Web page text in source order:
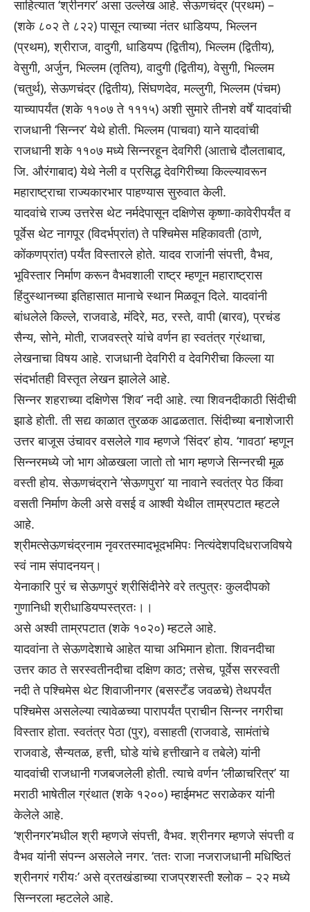
साहित्यात ‘श्रीनगर’ असा उल्लेख आहे. सेऊणचंद्र (प्रथम) –
(शके ८०२ ते ८२२) पासून त्याच्या नंतर धाडियप्प, भिल्लन
(प्रथम), श्रीराज, वादुगी, धाडियप्प (द्वितीय), भिल्लम (द्वितीय),
वेसुगी, अर्जुन, भिल्लम (तृतिय), वादुगी (द्वितीय), वेसुगी, भिल्लम
(चतुर्थ), सेऊणचंद्र (द्वितीय), सिंघणदेव, मल्लुगी, भिल्लम (पंचम)
याच्यापर्यंत (शके ११०७ ते १११५) अशी सुमारे तीनशे वर्षें यादवांची
राजधानी ‘सिन्नर’ येथे होती. भिल्लम (पाचवा) याने यादवांची
राजधानी शके ११०७ मध्ये सिन्नरहून देवगिरी (आताचे दौलताबाद,
जि. औरंगाबाद) येथे नेली व प्रसिद्ध देवगिरीच्या किल्ल्यावरून
महाराष्ट्राचा राज्यकारभार पाहण्यास सुरुवात केली.
यादवांचे राज्य उत्तरेस थेट नर्मदेपासून दक्षिणेस कृष्णा-कावेरीपर्यंत व
पूर्वेस थेट नागपूर (विदर्भप्रांत) ते पश्चिमेस महिकावती (ठाणे,
कोंकणप्रांत) पर्यंत विस्तारले होते. यादव राजांनी संपत्ती, वैभव,
भूविस्तार निर्माण करून वैभवशाली राष्ट्र म्हणून महाराष्ट्रास
हिंदुस्थानच्या इतिहासात मानाचे स्थान मिळवून दिले. यादवांनी
बांधलेले किल्ले, राजवाडे, मंदिरे, मठ, रस्ते, वापी (बारव), प्रचंड
सैन्य, सोने, मोती, राजवस्त्रे यांचे वर्णन हा स्वतंत्र ग्रंथाचा,
लेखनाचा विषय आहे. राजधानी देवगिरी व देवगिरीचा किल्ला या
संदर्भातही विस्तृत लेखन झालेले आहे.
सिन्नर शहराच्या दक्षिणेस ‘शिव’ नदी आहे. त्या शिवनदीकाठी सिंदीची
झाडे होती. ती सद्य काळात तुरळक आढळतात. सिंदीच्या बनाशेजारी
उत्तर बाजूस उंचावर वसलेले गाव म्हणजे ‘सिंदर’ होय. ‘गावठा’ म्हणून
सिन्नरमध्ये जो भाग ओळखला जातो तो भाग म्हणजे सिन्नरची मूळ
वस्ती होय. सेऊणचंद्राने ‘सेऊणपुरा’ या नावाने स्वतंत्र पेठ किंवा
वसती निर्माण केली असे वसई व आश्वी येथील ताम्रपटात म्हटले
आहे.
श्रीमत्सेऊणचंद्रनाम नृवरतस्मादभूदभमिपः नित्यंदेशपदिधराजविषये
स्वं नाम संपादनयन्।
येनाकारि पुरं च सेऊणपुरं श्रीसिंदीनेरे वरे तत्पुत्रः कुलदीपको
गुणानिधी श्रीधाडियप्पस्त्रतः।।
असे अश्वी ताम्रपटात (शके १०२०) म्हटले आहे.
यादवांना ते सेऊणदेशाचे आहेत याचा अभिमान होता. शिवनदीचा
उत्तर काठ ते सरस्वतीनदीचा दक्षिण काठ; तसेच, पूर्वेस सरस्वती
नदी ते पश्चिमेस थेट शिवाजीनगर (बसस्टँड जवळचे) तेथपर्यंत
पश्चिमेस असलेल्या त्यावेळच्या पारापर्यंत प्राचीन सिन्नर नगरीचा
विस्तार होता. स्वतंत्र पेठा (पुर), वसाहती (राजवाडे, सामंतांचे
राजवाडे, सैन्यतळ, हत्ती, घोडे यांचे हत्तीखाने व तबेले) यांनी
यादवांची राजधानी गजबजलेली होती. त्याचे वर्णन ‘लीळाचरित्र’ या
मराठी भाषेतील ग्रंथात (शके १२००) म्हाईमभट सराळेकर यांनी
केलेले आहे.
‘श्रीनगर’मधील श्री म्हणजे संपत्ती, वैभव. श्रीनगर म्हणजे संपत्ती व
वैभव यांनी संपन्न असलेले नगर. ‘ततः राजा नजराजधानी मधिष्ठितं
श्रीनगरं गरीयः’ असे व्रतखंडाच्या राजप्रशस्ती श्लोक – २२ मध्ये
सिन्नरला म्हटलेले आहे.